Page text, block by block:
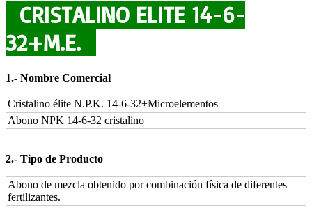
CRISTALINO ELITE 14-6-
32+M.E.
1.‐ Nombre Comercial
Cristalino élite N.P.K. 14-6-32+Microelementos
Abono NPK 14-6-32 cristalino
2.‐ Tipo de Producto
Abono de mezcla obtenido por combinación física de diferentes
fertilizantes.